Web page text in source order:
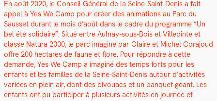
En août 2020, le Con­seil Général de la Seine-Saint-Denis a fait
appel à Yes We Camp pour créer des ani­ma­tions au Parc du
Saus­set durant le mois d’août dans le cadre du pro­gramme “Un
bel été sol­idaire”. Situé entre Aulnay-sous-Bois et Villepinte et
classé Natu­ra 2000, le parc imag­iné par Claire et Michel Cora­joud
offre 200 hectares de faune et flo­re. Pour répondre à cette
demande, Yes We Camp a imag­iné des temps forts pour les
enfants et les familles de la Seine-Saint-Denis autour d’activités
variées en plein air, dont des bivouacs et un ban­quet géant. Les
enfants ont pu par­ticiper à plusieurs activ­ités en journée et